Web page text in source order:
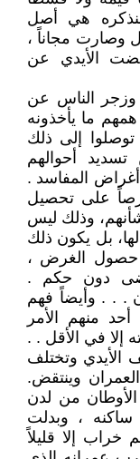
هي أصل
وصارت مجاناً ،
الأيدي عن
وزجر الناس عن
ما يأخذونه
توصلوا إلى ذلك
أحوالهم
المفاسد .
على تحصيل
شأنهم، وذلك ليس
بل يكون ذلك
حصول الغرض ،
دون حكم .
. . . وأيضاً فهم
منهم الأمر
إلا في الأقل . .
الأيدي وتختلف
وينتقض.
من لدن
ساكنه ، وبدلت
خراب إلا قليلاً